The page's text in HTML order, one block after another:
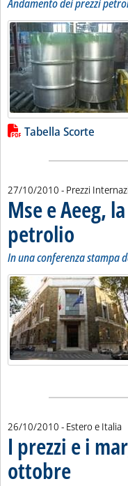
Andamento dei prezzi
Lista allegati PDF
Tabella Scorte
27/10/2010 - Prezzi
Mse e Aeeg,
petrolio . Sottotitolo:
. Pubblicata
In una conferenza stampa
Lista allegati
26/10/2010 - Estero e Italia
I prezzi e i
ottobre . Sottotitolo: di
. Pubblicata